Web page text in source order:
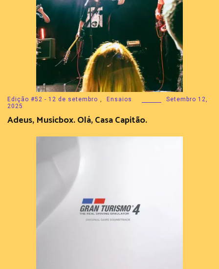
Edição #52 - 12 de setembro Ensaios
Setembro 12,
2025
Adeus, Musicbox. Olá, Casa Capitão.